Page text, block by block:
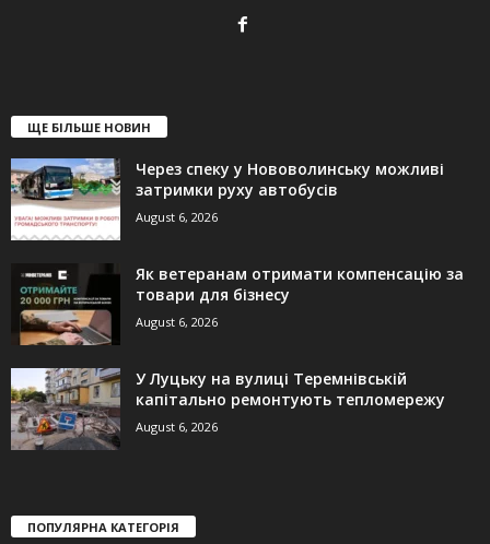
ЩЕ БІЛЬШЕ НОВИН
Через спеку у Нововолинську можливі
затримки руху автобусів
August 6, 2026
Як ветеранам отримати компенсацію за
товари для бізнесу
August 6, 2026
У Луцьку на вулиці Теремнівській
капітально ремонтують тепломережу
August 6, 2026
ПОПУЛЯРНА КАТЕГОРІЯ